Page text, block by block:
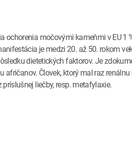
močovými kameňmi v EU 1
je medzi 20. až 50. rokom
dietetických faktorov. Je
Človek, ktorý mal raz
liečby, resp. metafylaxie.